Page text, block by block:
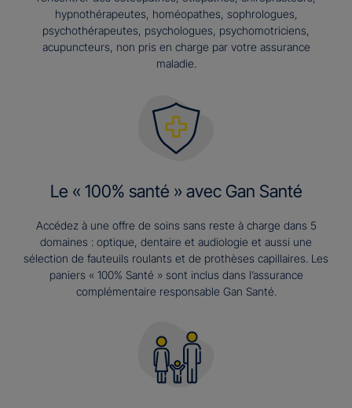
hypnothérapeutes, homéopathes, sophrologues,
psychothérapeutes, psychologues, psychomotriciens,
acupuncteurs, non pris en charge par votre assurance
maladie.
Le « 100% santé » avec Gan Santé
Accédez à une offre de soins sans reste à charge dans 5
domaines : optique, dentaire et audiologie et aussi une
sélection de fauteuils roulants et de prothèses capillaires. Les
paniers « 100% Santé » sont inclus dans l’assurance
complémentaire responsable Gan Santé.